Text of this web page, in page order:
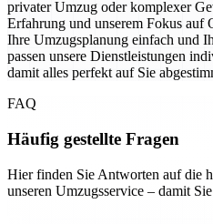
privater Umzug oder komplexer
Erfahrung und unserem Fokus auf
Ihre Umzugsplanung einfach und
passen unsere Dienstleistungen
damit alles perfekt auf Sie
FAQ
Häufig gestellte Fragen
Hier finden Sie Antworten auf die
unseren Umzugsservice – damit